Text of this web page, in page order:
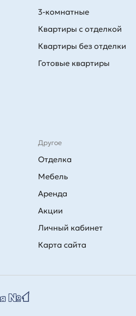
3-комнатные
Квартиры с отделкой
Квартиры без отделки
Готовые квартиры
Другое
Отделка
Мебель
Аренда
Акции
Личный кабинет
Карта сайта